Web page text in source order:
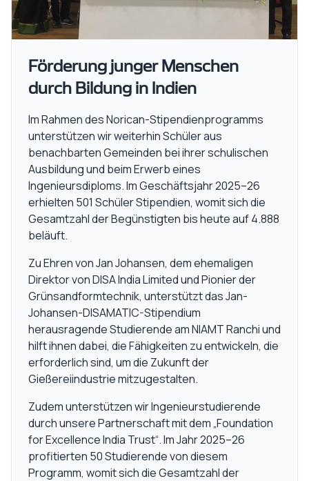
Förderung junger Menschen
durch Bildung in Indien
Im Rahmen des Norican-Stipendienprogramms
unterstützen wir weiterhin Schüler aus
benachbarten Gemeinden bei ihrer schulischen
Ausbildung und beim Erwerb eines
Ingenieursdiploms. Im Geschäftsjahr 2025–26
erhielten 501 Schüler Stipendien, womit sich die
Gesamtzahl der Begünstigten bis heute auf 4.888
beläuft.
Zu Ehren von Jan Johansen, dem ehemaligen
Direktor von DISA India Limited und Pionier der
Grünsandformtechnik, unterstützt das Jan-
Johansen-DISAMATIC-Stipendium
herausragende Studierende am NIAMT Ranchi und
hilft ihnen dabei, die Fähigkeiten zu entwickeln, die
erforderlich sind, um die Zukunft der
Gießereiindustrie mitzugestalten.
Zudem unterstützen wir Ingenieurstudierende
durch unsere Partnerschaft mit dem „Foundation
for Excellence India Trust“. Im Jahr 2025–26
profitierten 50 Studierende von diesem
Programm, womit sich die Gesamtzahl der